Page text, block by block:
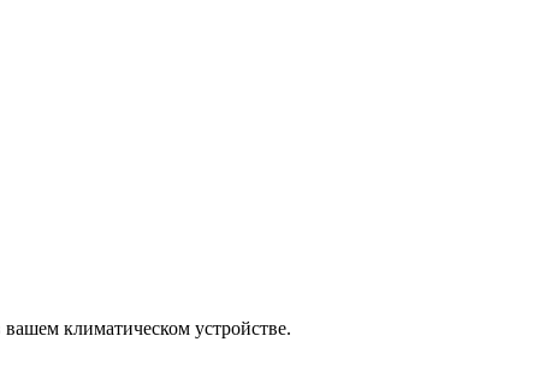
климатическом устройстве.